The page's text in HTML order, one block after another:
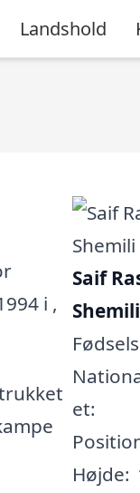
Landshold
i ,
Saif
Shemili
et:
Højde: